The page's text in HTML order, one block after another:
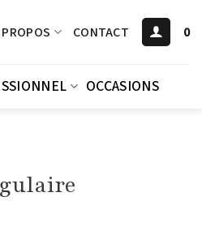
CONTACT 0
OCCASIONS